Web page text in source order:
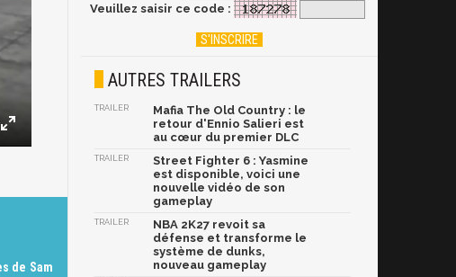
de Sam
Veuillez saisir ce code :
AUTRES TRAILERS
TRAILER
Mafia The Old Country : le
retour d'Ennio Salieri est
au cœur du premier DLC
TRAILER
Street Fighter 6 : Yasmine
est disponible, voici une
nouvelle vidéo de son
gameplay
TRAILER
NBA 2K27 revoit sa
défense et transforme le
système de dunks,
nouveau gameplay